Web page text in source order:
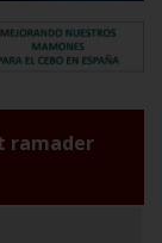
ramader